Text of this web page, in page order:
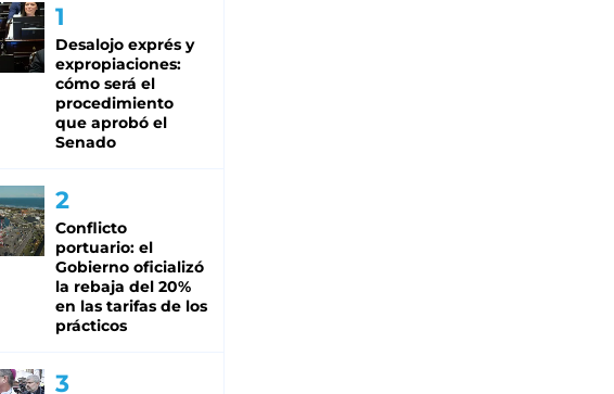
Desalojo exprés y
expropiaciones:
cómo será el
procedimiento
que aprobó el
Senado
Conflicto
portuario: el
Gobierno oficializó
la rebaja del 20%
en las tarifas de los
prácticos